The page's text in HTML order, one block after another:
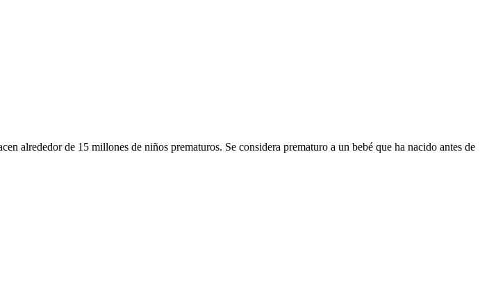
alrededor de 15 millones de niños prematuros. Se considera prematuro a un bebé que ha nacido antes de